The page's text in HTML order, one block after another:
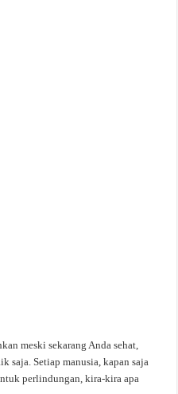
meski sekarang Anda sehat,
saja. Setiap manusia, kapan saja
perlindungan, kira-kira apa